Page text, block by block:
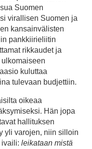
Suomen
virallisen Suomen ja
kansainvälisten
pankkiirieliitin
rikkaudet ja
kuluttaa
tulevaan budjettiin.
oikeaa
Hän jopa
hallituksen
yli varojen, niin silloin
ivaili: leikataan mistä